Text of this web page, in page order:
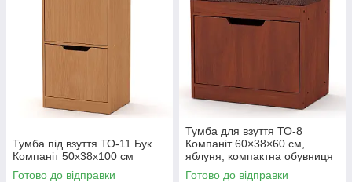
Тумба під взуття ТО-11 Бук
Компаніт 50х38х100 см
Готово до відправки
Тумба для взуття ТО-8
Компаніт 60×38×60 см,
яблуня, компактна обувниця
з полицями для передпокою
Готово до відправки